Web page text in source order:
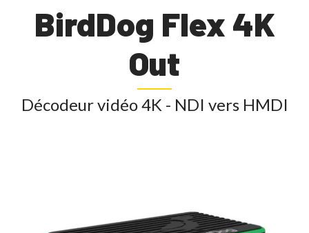
BirdDog Flex 4K
Out
Décodeur vidéo 4K - NDI vers HMDI